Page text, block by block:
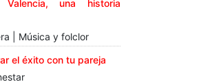
una historia
| Música y folclor
el éxito con tu pareja